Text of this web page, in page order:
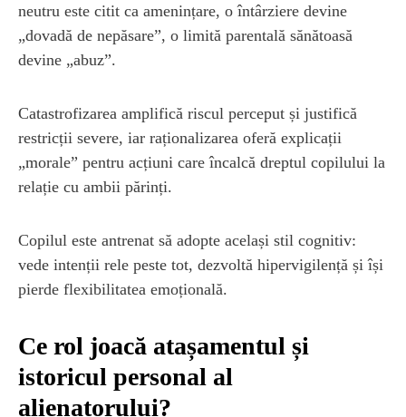
neutru este citit ca amenințare, o întârziere devine
„dovadă de nepăsare”, o limită parentală sănătoasă
devine „abuz”.
Catastrofizarea amplifică riscul perceput și justifică
restricții severe, iar raționalizarea oferă explicații
„morale” pentru acțiuni care încalcă dreptul copilului la
relație cu ambii părinți.
Copilul este antrenat să adopte același stil cognitiv:
vede intenții rele peste tot, dezvoltă hipervigilență și își
pierde flexibilitatea emoțională.
Ce rol joacă atașamentul și
istoricul personal al
alienatorului?